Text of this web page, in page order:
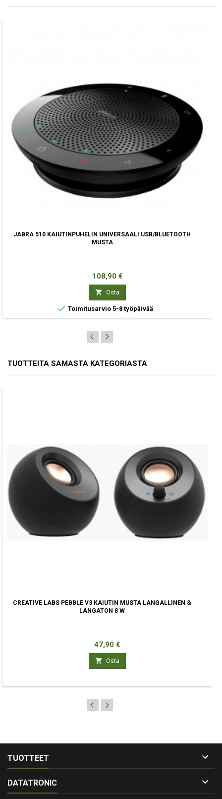
JABRA 510 KAIUTINPUHELIN UNIVERSAALI USB/BLUETOOTH
MUSTA
Hinta
108,90 €
 Osta
 Toimitusarvio 5-8 työpäivää
TUOTTEITA SAMASTA KATEGORIASTA
CREATIVE LABS PEBBLE V3 KAIUTIN MUSTA LANGALLINEN &
LANGATON 8 W
Hinta
47,90 €
 Osta
TUOTTEET 
DATATRONIC 